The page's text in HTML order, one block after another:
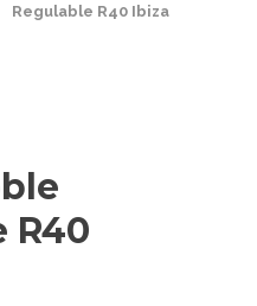
Regulable R40 Ibiza
R40